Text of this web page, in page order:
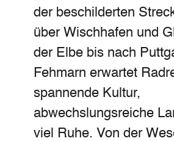
der beschilderten
über Wischhafen und
der Elbe bis nach
Fehmarn erwartet
spannende Kultur,
abwechslungsreiche
viel Ruhe. Von der